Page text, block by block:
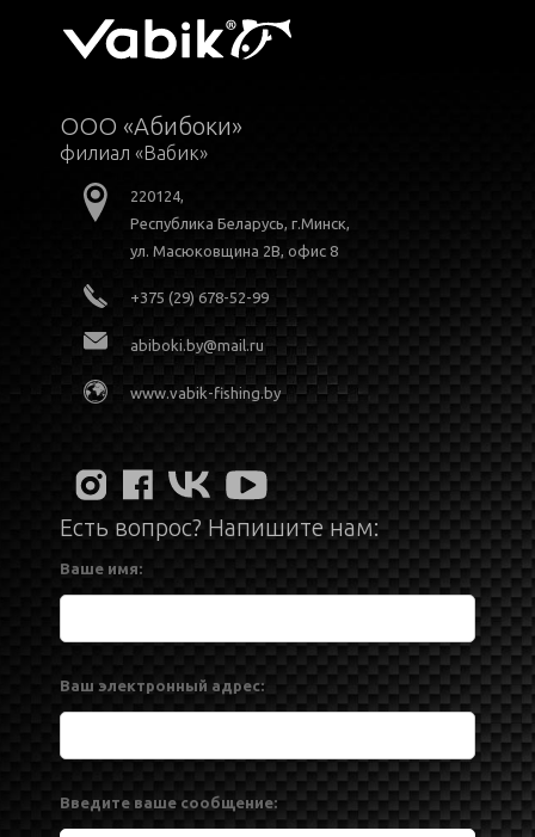
ООО «Абибоки»
филиал «Вабик»
220124,
Республика Беларусь, г.Минск,
ул. Масюковщина 2В, офис 8
+375 (29) 678-52-99
abiboki.by@mail.ru
www.vabik-fishing.by
Есть вопрос? Напишите нам:
Ваше имя:
Ваш электронный адрес:
Введите ваше сообщение: